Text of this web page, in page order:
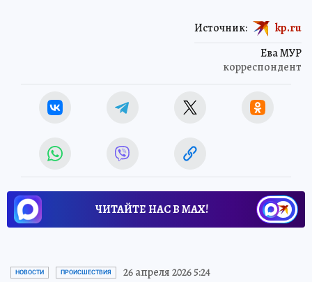
Ева МУР
корреспондент
Источник: kp.ru
ЧИТАЙТЕ НАС В МАХ!
НОВОСТИ ПРОИСШЕСТВИЯ 26 апреля 2026 5:24